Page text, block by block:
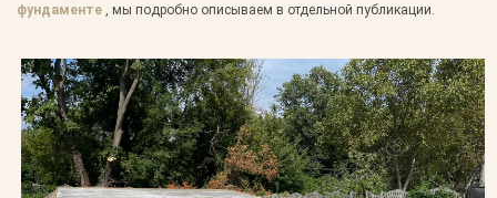
фундаменте
, мы подробно описываем в отдельной публикации.